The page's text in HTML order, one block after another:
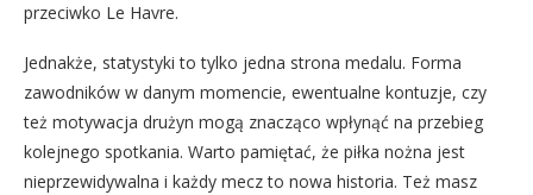
przeciwko Le Havre.
Jednakże, statystyki to tylko jedna strona medalu. Forma
zawodników w danym momencie, ewentualne kontuzje, czy
też motywacja drużyn mogą znacząco wpłynąć na przebieg
kolejnego spotkania. Warto pamiętać, że piłka nożna jest
nieprzewidywalna i każdy mecz to nowa historia. Też masz